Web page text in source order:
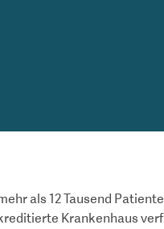
als 12 Tausend
Krankenhaus